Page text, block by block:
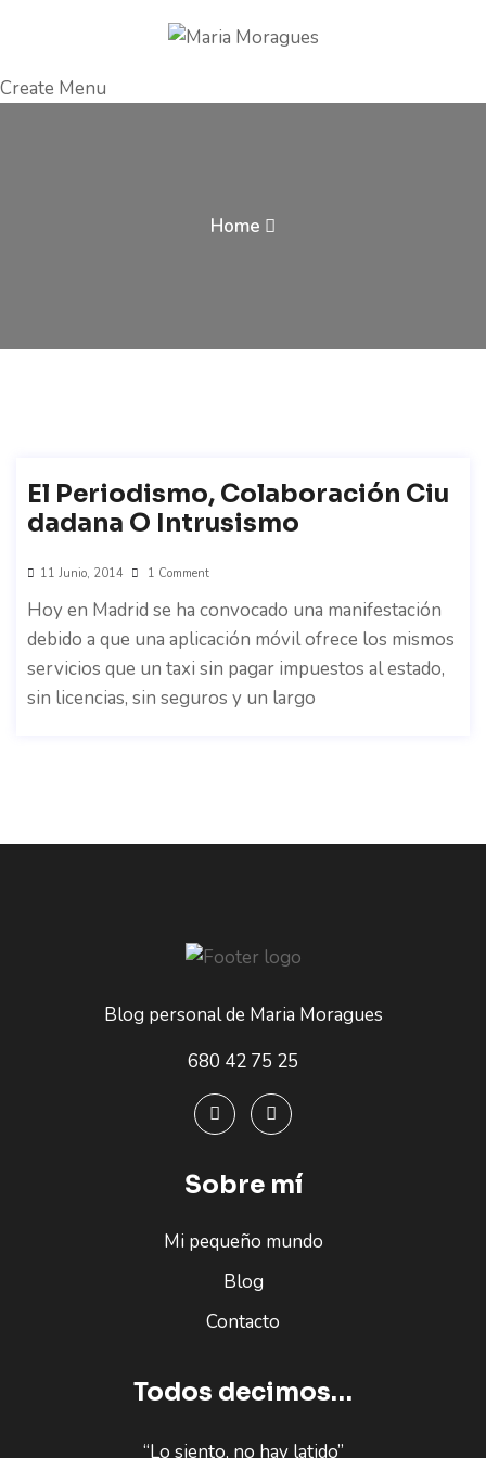
Create Menu
Home
El Periodismo, Colaboración Ciu
Dadana O Intrusismo
11 Junio, 2014 1 Comment
Hoy en Madrid se ha convocado una manifestación
debido a que una aplicación móvil ofrece los mismos
servicios que un taxi sin pagar impuestos al estado,
sin licencias, sin seguros y un largo
Blog personal de Maria Moragues
680 42 75 25
Sobre mí
Mi pequeño mundo
Blog
Contacto
Todos decimos…
“Lo siento, no hay latido”